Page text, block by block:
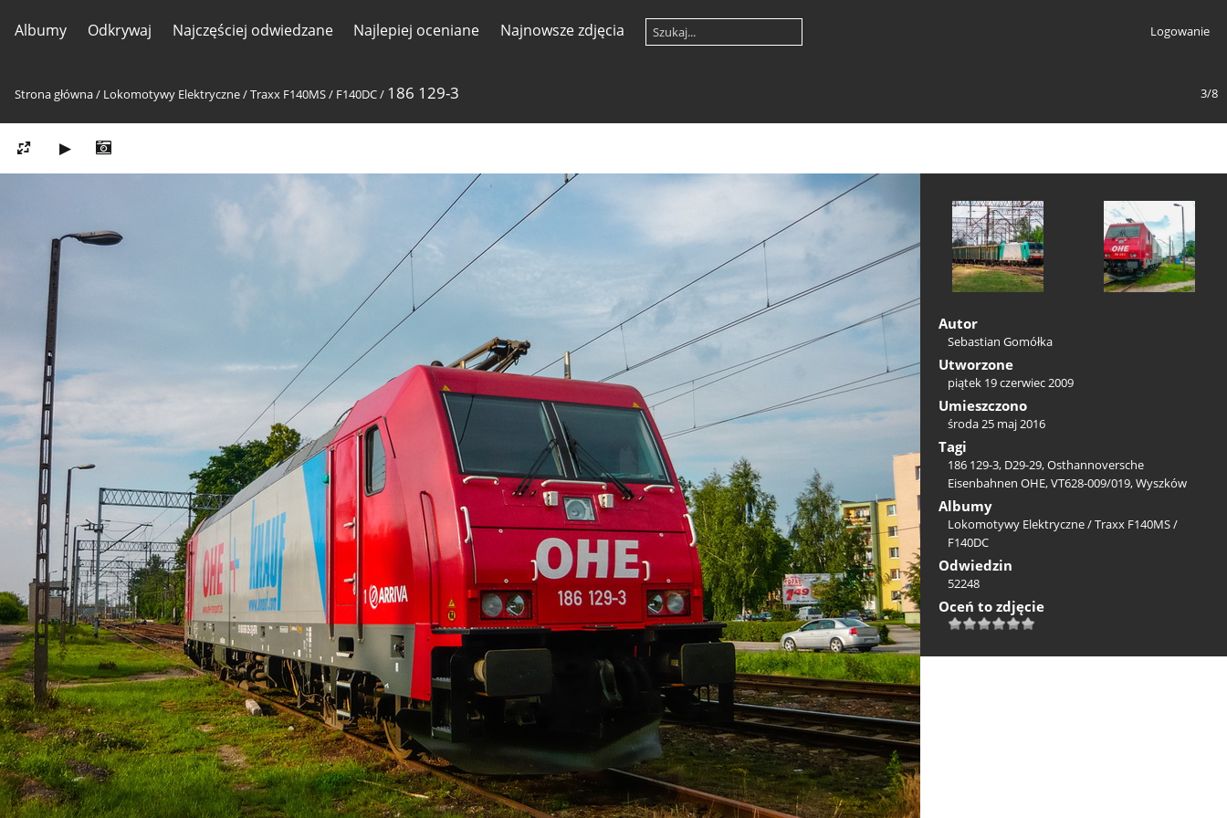
Albumy Odkrywaj Najczęściej odwiedzane Najlepiej oceniane Najnowsze zdjęcia Logowanie
3/8
Strona główna/ Lokomotywy Elektryczne/Traxx F140MS / F140DC/ 186 129-3
Autor
Sebastian Gomółka
Utworzone
piątek 19 czerwiec 2009
Umieszczono
środa 25 maj 2016
Tagi
186 129-3, D29-29,Osthannoversche
Eisenbahnen OHE,VT628-009/019,Wyszków
Albumy
Lokomotywy Elektryczne/Traxx F140MS /
F140DC
Odwiedzin
52248
Oceń to zdjęcie